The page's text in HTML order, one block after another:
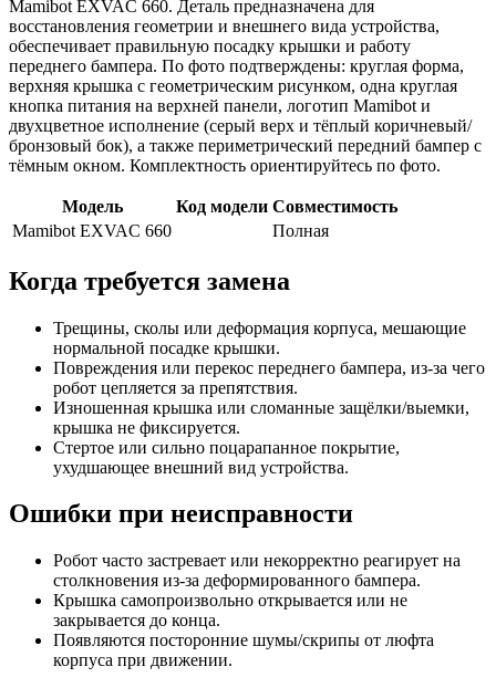
Mamibot EXVAC 660. Деталь предназначена для
восстановления геометрии и внешнего вида устройства,
обеспечивает правильную посадку крышки и работу
переднего бампера. По фото подтверждены: круглая форма,
верхняя крышка с геометрическим рисунком, одна круглая
кнопка питания на верхней панели, логотип Mamibot и
двухцветное исполнение (серый верх и тёплый коричневый/
бронзовый бок), а также периметрический передний бампер с
тёмным окном. Комплектность ориентируйтесь по фото.
Модель Код модели Совместимость
Mamibot EXVAC 660
Полная
Когда требуется замена
Трещины, сколы или деформация корпуса, мешающие
нормальной посадке крышки.
Повреждения или перекос переднего бампера, из-за чего
робот цепляется за препятствия.
Изношенная крышка или сломанные защёлки/выемки,
крышка не фиксируется.
Стертое или сильно поцарапанное покрытие,
ухудшающее внешний вид устройства.
Ошибки при неисправности
Робот часто застревает или некорректно реагирует на
столкновения из‑за деформированного бампера.
Крышка самопроизвольно открывается или не
закрывается до конца.
Появляются посторонние шумы/скрипы от люфта
корпуса при движении.